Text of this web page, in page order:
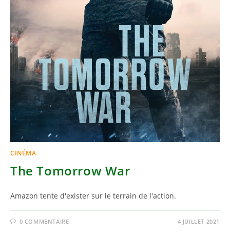
CINÉMA
The Tomorrow War
Amazon tente d'exister sur le terrain de l'action.
0 COMMENTAIRE 4 JUILLET 2021